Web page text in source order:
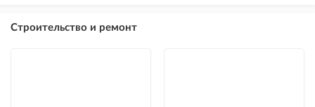
Строительство и ремонт